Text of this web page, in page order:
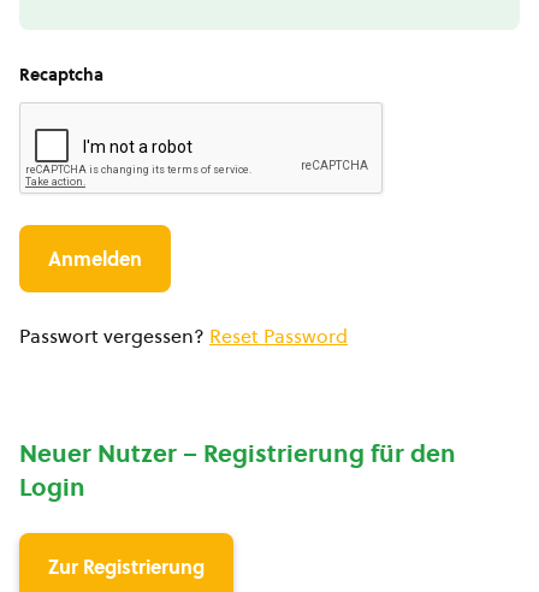
Recaptcha
Passwort vergessen? Reset Password
Neuer Nutzer – Registrierung für den
Login
Zur Registrierung